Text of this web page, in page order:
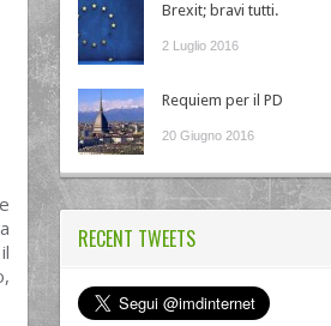
Brexit; bravi tutti.
2 Luglio 2016
Requiem per il PD
20 Giugno 2016
RECENT TWEETS